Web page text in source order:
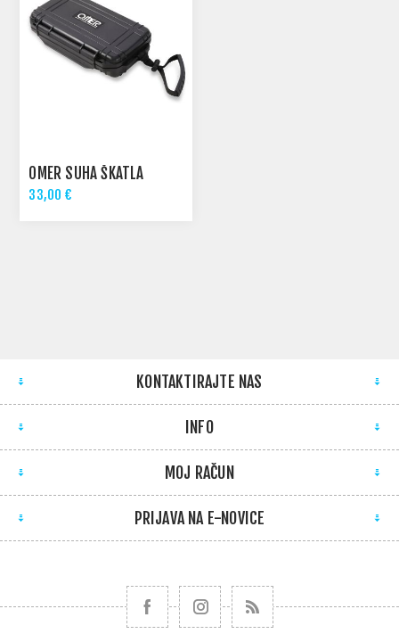
OMER SUHA ŠKATLA
33,00 €
KONTAKTIRAJTE NAS
INFO
MOJ RAČUN
PRIJAVA NA E-NOVICE